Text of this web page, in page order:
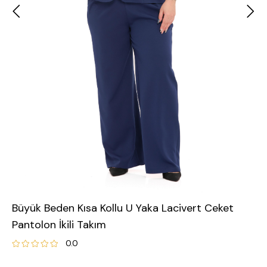
Büyük Beden Kısa Kollu U Yaka Lacivert Ceket
Pantolon İkili Takım
0.0